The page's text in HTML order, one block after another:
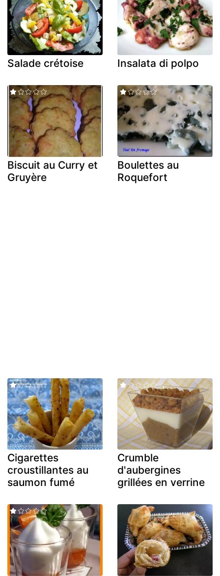
Salade crétoise Insalata di polpo
Biscuit au Curry et
Gruyère
Boulettes au
Roquefort
Cigarettes
croustillantes au
saumon fumé
Crumble
d'aubergines
grillées en verrine